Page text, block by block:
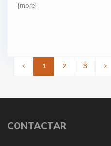
[more]
1 2 3
CONTACTAR